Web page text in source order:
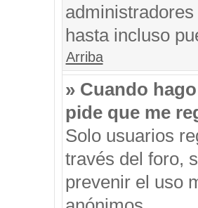
hasta incluso
Arriba
» Cuando
pide que me
Solo usuarios
través del foro,
prevenir el uso